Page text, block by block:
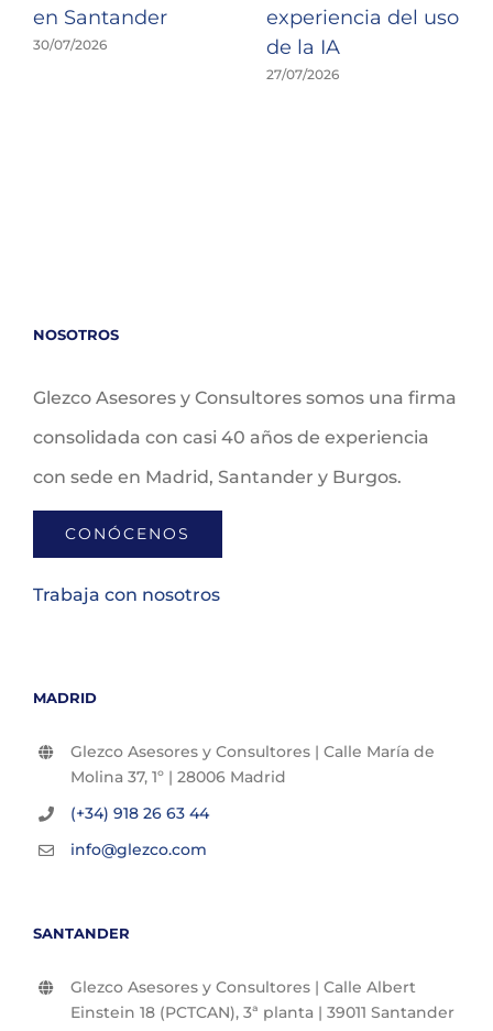
en Santander
30/07/2026
experiencia del uso
de la IA
27/07/2026
NOSOTROS
Glezco Asesores y Consultores somos una firma
consolidada con casi 40 años de experiencia
con sede en Madrid, Santander y Burgos.
CONÓCENOS
Trabaja con nosotros
MADRID
Glezco Asesores y Consultores | Calle María de
Molina 37, 1º | 28006 Madrid
(+34) 918 26 63 44
info@glezco.com
SANTANDER
Glezco Asesores y Consultores | Calle Albert
Einstein 18 (PCTCAN), 3ª planta | 39011 Santander